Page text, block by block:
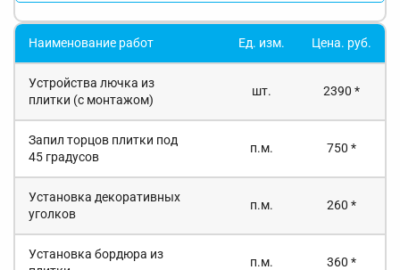
Наименование работ Ед. изм. Цена. руб.
Устройства лючка из
плитки (с монтажом)
шт. 2390 *
Запил торцов плитки под
45 градусов
п.м. 750 *
Установка декоративных
уголков
п.м. 260 *
Установка бордюра из
п.м. 360 *